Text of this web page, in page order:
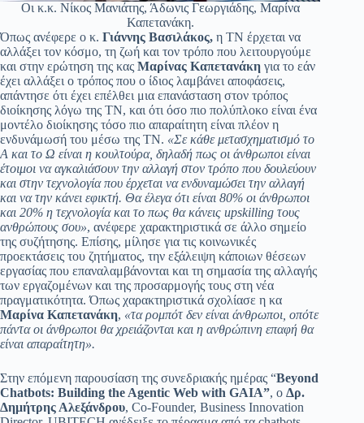
Οι κ.κ. Νίκος Μανιάτης, Άδωνις Γεωργιάδης, Μαρίνα
Καπετανάκη.
Όπως ανέφερε ο κ. Γιάννης Βασιλάκος, η ΤΝ έρχεται να
αλλάξει τον κόσμο, τη ζωή και τον τρόπο που λειτουργούμε
και στην ερώτηση της κας Μαρίνας Καπετανάκη για το εάν
έχει αλλάξει ο τρόπος που ο ίδιος λαμβάνει αποφάσεις,
απάντησε ότι έχει επέλθει μια επανάσταση στον τρόπος
διοίκησης λόγω της ΤΝ, και ότι όσο πιο πολύπλοκο είναι ένα
μοντέλο διοίκησης τόσο πιο απαραίτητη είναι πλέον η
ενδυνάμωσή του μέσω της ΤΝ. «Σε κάθε μετασχηματισμό το
Α και το Ω είναι η κουλτούρα, δηλαδή πως οι άνθρωποι είναι
έτοιμοι να αγκαλιάσουν την αλλαγή στον τρόπο που δουλεύουν
και στην τεχνολογία που έρχεται να ενδυναμώσει την αλλαγή
και να την κάνει εφικτή. Θα έλεγα ότι είναι 80% οι άνθρωποι
και 20% η τεχνολογία και το πως θα κάνεις upskilling τους
ανθρώπους σου», ανέφερε χαρακτηριστικά σε άλλο σημείο
της συζήτησης. Επίσης, μίλησε για τις κοινωνικές
προεκτάσεις του ζητήματος, την εξάλειψη κάποιων θέσεων
εργασίας που επαναλαμβάνονται και τη σημασία της αλλαγής
των εργαζομένων και της προσαρμογής τους στη νέα
πραγματικότητα. Όπως χαρακτηριστικά σχολίασε η κα
Μαρίνα Καπετανάκη, «τα ρομπότ δεν είναι άνθρωποι, οπότε
πάντα οι άνθρωποι θα χρειάζονται και η ανθρώπινη επαφή θα
είναι απαραίτητη».
Στην επόμενη παρουσίαση της συνεδριακής ημέρας “Beyond
Chatbots: Building the Agentic Web with GAIA”, ο Δρ.
Δημήτρης Αλεξάνδρου, Co-Founder, Business Innovation